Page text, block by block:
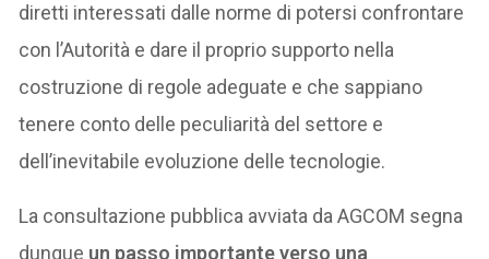
diretti interessati dalle norme di potersi confrontare
con l’Autorità e dare il proprio supporto nella
costruzione di regole adeguate e che sappiano
tenere conto delle peculiarità del settore e
dell’inevitabile evoluzione delle tecnologie.
La consultazione pubblica avviata da AGCOM segna
dunque un passo importante verso una